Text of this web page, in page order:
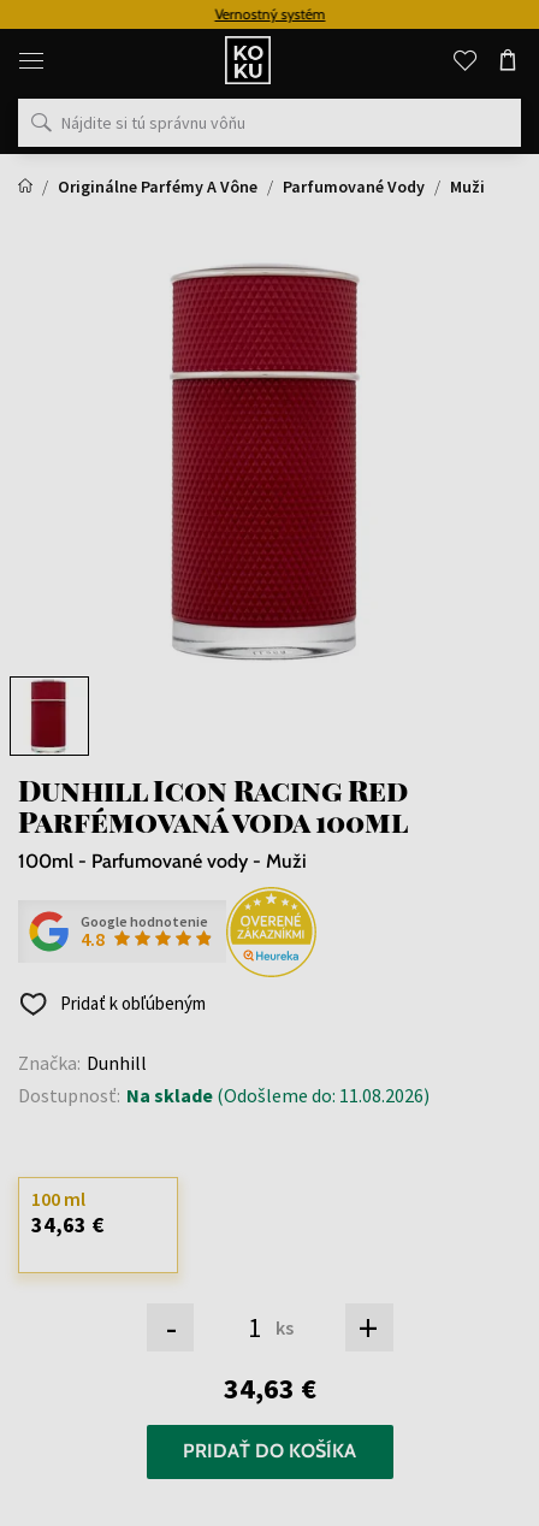
Vernostný systém
Originálne
parfémy
hodinky
na
mieste
Originálne Parfémy A Vône
Parfumované Vody Muži
Dunhill Icon Racing Red
Parfémovaná voda 100ml
100ml - Parfumované vody - Muži
Google hodnotenie
4.8
Pridať k obľúbeným
Značka: Dunhill
Dostupnosť: Na sklade (Odošleme do: 11.08.2026)
- ks +
100 ml
34,63 €
34,63 €
PRIDAŤ DO KOŠÍKA